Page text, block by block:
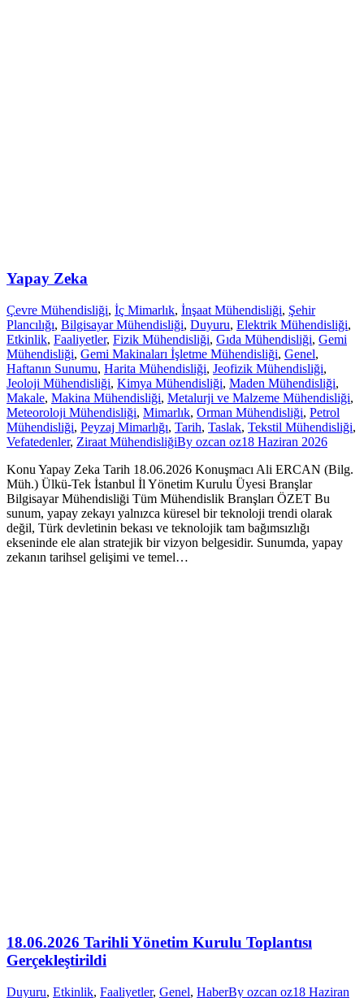
Yapay Zeka
Çevre Mühendisliği, İç Mimarlık, İnşaat Mühendisliği, Şehir
Plancılığı, Bilgisayar Mühendisliği, Duyuru, Elektrik Mühendisliği,
Etkinlik, Faaliyetler, Fizik Mühendisliği, Gıda Mühendisliği, Gemi
Mühendisliği, Gemi Makinaları İşletme Mühendisliği, Genel,
Haftanın Sunumu, Harita Mühendisliği, Jeofizik Mühendisliği,
Jeoloji Mühendisliği, Kimya Mühendisliği, Maden Mühendisliği,
Makale, Makina Mühendisliği, Metalurji ve Malzeme Mühendisliği,
Meteoroloji Mühendisliği, Mimarlık, Orman Mühendisliği, Petrol
Mühendisliği, Peyzaj Mimarlığı, Tarih, Taslak, Tekstil Mühendisliği,
Vefatedenler, Ziraat MühendisliğiBy ozcan oz18 Haziran 2026
Konu Yapay Zeka Tarih 18.06.2026 Konuşmacı Ali ERCAN (Bilg.
Müh.) Ülkü-Tek İstanbul İl Yönetim Kurulu Üyesi Branşlar
Bilgisayar Mühendisliği Tüm Mühendislik Branşları ÖZET Bu
sunum, yapay zekayı yalnızca küresel bir teknoloji trendi olarak
değil, Türk devletinin bekası ve teknolojik tam bağımsızlığı
ekseninde ele alan stratejik bir vizyon belgesidir. Sunumda, yapay
zekanın tarihsel gelişimi ve temel…
18.06.2026 Tarihli Yönetim Kurulu Toplantısı
Gerçekleştirildi
Duyuru, Etkinlik, Faaliyetler, Genel, HaberBy ozcan oz18 Haziran